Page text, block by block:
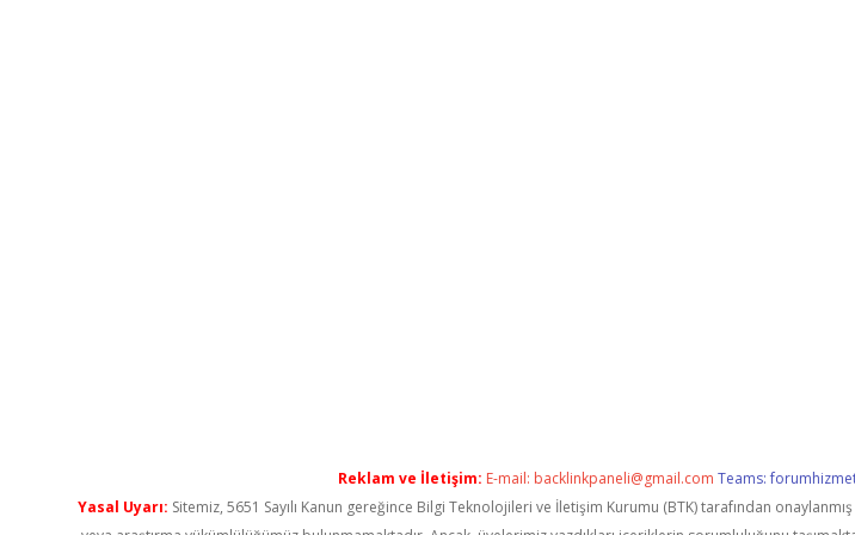
Reklam ve İletişim: E-mail: backlinkpaneli@gmail.com Teams:
Yasal Uyarı: Sitemiz, 5651 Sayılı Kanun gereğince Bilgi Teknolojileri ve İletişim Kurumu (BTK) tarafından